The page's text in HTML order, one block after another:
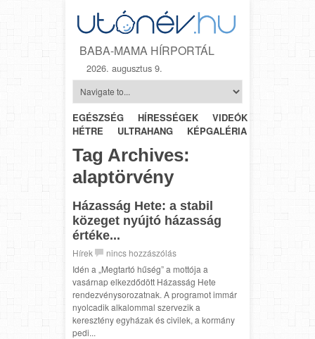
BABA-MAMA HÍRPORTÁL
2026. augusztus 9.
EGÉSZSÉG HÍRESSÉGEK VIDEÓK
HÉTRŐL-
HÉTRE
ULTRAHANG KÉPGALÉRIA
Tag Archives:
alaptörvény
Házasság Hete: a stabil
közeget nyújtó házasság
értéke...
Hírek
nincs hozzászólás
Idén a „Megtartó hűség” a mottója a
vasárnap elkezdődött Házasság Hete
rendezvénysorozatnak. A programot immár
nyolcadik alkalommal szervezik a
keresztény egyházak és civilek, a kormány
pedi...